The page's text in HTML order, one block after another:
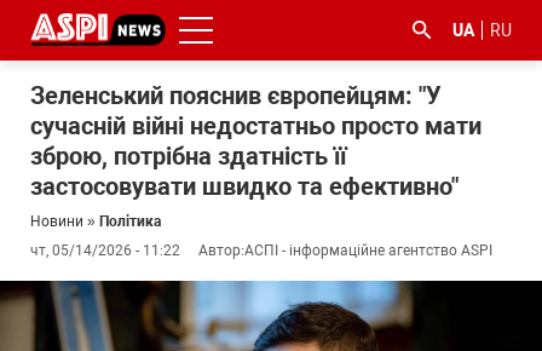
UA RU
Зеленський пояснив європейцям: "У
сучасній війні недостатньо просто мати
зброю, потрібна здатність її
застосовувати швидко та ефективно"
Новини » Політика
чт, 05/14/2026 - 11:22
Автор:АСПІ - інформаційне агентство ASPI
з
корупцією